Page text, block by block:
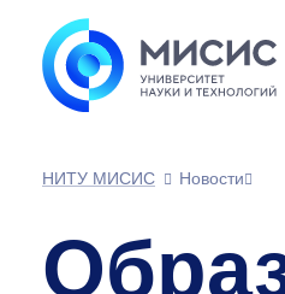
НИТУ МИСИС Новости